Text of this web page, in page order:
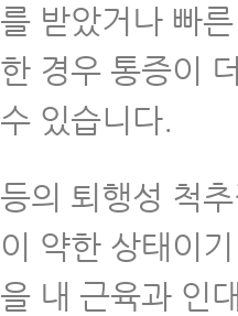
받았거나 빠
경우 통증이
있습니다.
의 퇴행성 척
약한 상태이
내 근육과 인